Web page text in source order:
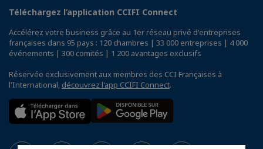
Téléchargez l’application CCIFI Connect
Accélérez votre business grâce au 1er réseau privé d'entreprises
françaises dans 95 pays : 120 chambres | 33 000 entreprises | 4 000
événements | 300 comités | 1 200 avantages exclusifs
Réservée exclusivement aux membres des CCI Françaises à
l'International, découvrez l'app CCIFI Connect.